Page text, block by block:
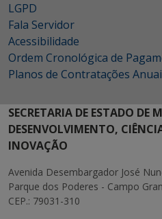
LGPD
Fala Servidor
Acessibilidade
Ordem Cronológica de
Planos de Contratações
SECRETARIA DE ESTADO DE
DESENVOLVIMENTO,
INOVAÇÃO
Avenida Desembargador José
Parque dos Poderes - Campo
CEP.: 79031-310